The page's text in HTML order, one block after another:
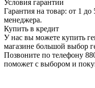
Условия гарантии
Гарантия на товар: от 1
менеджера.
Купить в кредит
У нас вы можете купить
магазине большой выбор
Позвоните по телефону
поможет с выбором и